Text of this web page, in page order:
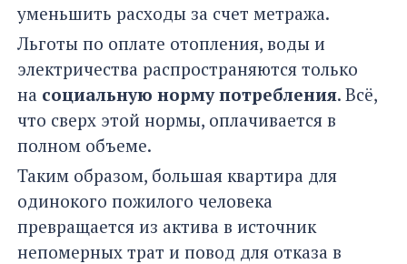
уменьшить расходы за счет метража.
Льготы по оплате отопления, воды и
электричества распространяются только
на социальную норму потребления. Всё,
что сверх этой нормы, оплачивается в
полном объеме.
Таким образом, большая квартира для
одинокого пожилого человека
превращается из актива в источник
непомерных трат и повод для отказа в